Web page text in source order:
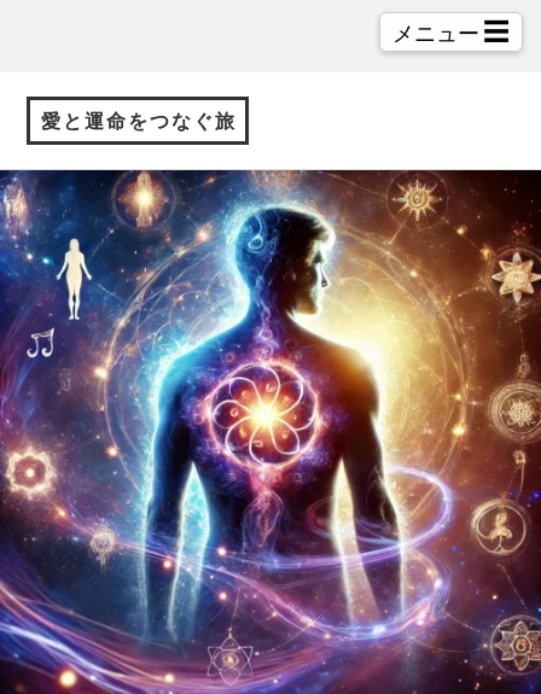
愛と運命をつなぐ旅
メニュー ☰